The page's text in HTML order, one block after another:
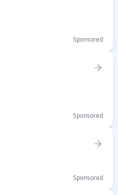
Sponsored
Sponsored
Sponsored